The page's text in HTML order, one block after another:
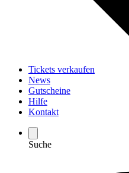
Tickets verkaufen
News
Gutscheine
Hilfe
Kontakt
Suche